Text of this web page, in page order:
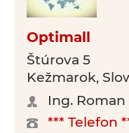
Optimall
Štúrova 5
Kežmarok,
Ing.
*** Telefon